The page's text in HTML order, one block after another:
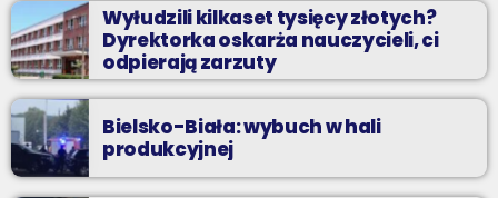
Wyłudzili kilkaset tysięcy złotych?
Dyrektorka oskarża nauczycieli, ci
odpierają zarzuty
Bielsko-Biała: wybuch w hali
produkcyjnej